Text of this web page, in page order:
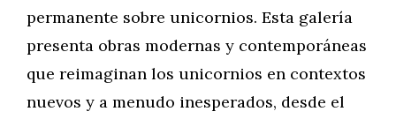
permanente sobre unicornios. Esta galería
presenta obras modernas y contemporáneas
que reimaginan los unicornios en contextos
nuevos y a menudo inesperados, desde el